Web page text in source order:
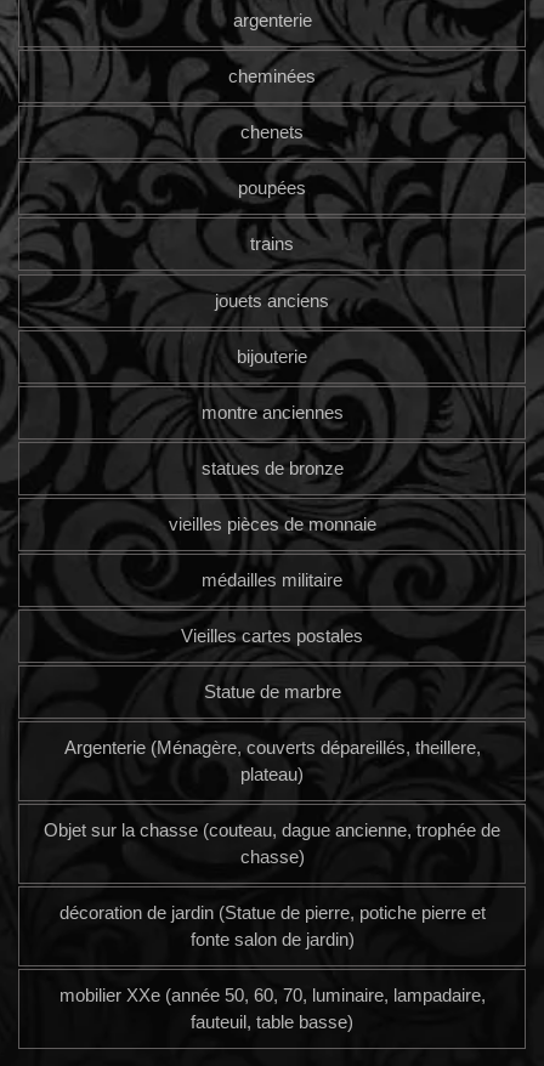
argenterie
cheminées
chenets
poupées
trains
jouets anciens
bijouterie
montre anciennes
statues de bronze
vieilles pièces de monnaie
médailles militaire
Vieilles cartes postales
Statue de marbre
Argenterie (Ménagère, couverts dépareillés, theillere,
plateau)
Objet sur la chasse (couteau, dague ancienne, trophée de
chasse)
décoration de jardin (Statue de pierre, potiche pierre et
fonte salon de jardin)
mobilier XXe (année 50, 60, 70, luminaire, lampadaire,
fauteuil, table basse)